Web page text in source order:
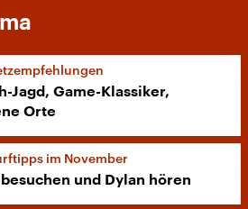
Jagd, Game-Klassiker,
Orte
im November
und Dylan hören